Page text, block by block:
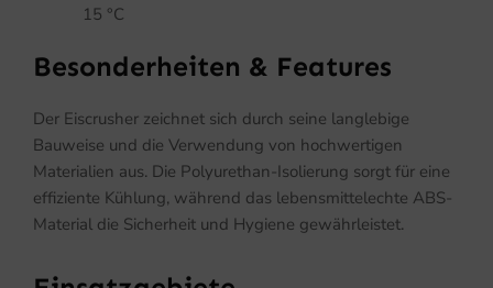
15 °C
Besonderheiten & Features
Der Eiscrusher zeichnet sich durch seine langlebige
Bauweise und die Verwendung von hochwertigen
Materialien aus. Die Polyurethan-Isolierung sorgt für eine
effiziente Kühlung, während das lebensmittelechte ABS-
Material die Sicherheit und Hygiene gewährleistet.